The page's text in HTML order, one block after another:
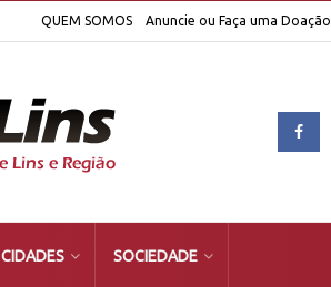
QUEM SOMOS Anuncie ou Faça uma Doação
CIDADES SOCIEDADE